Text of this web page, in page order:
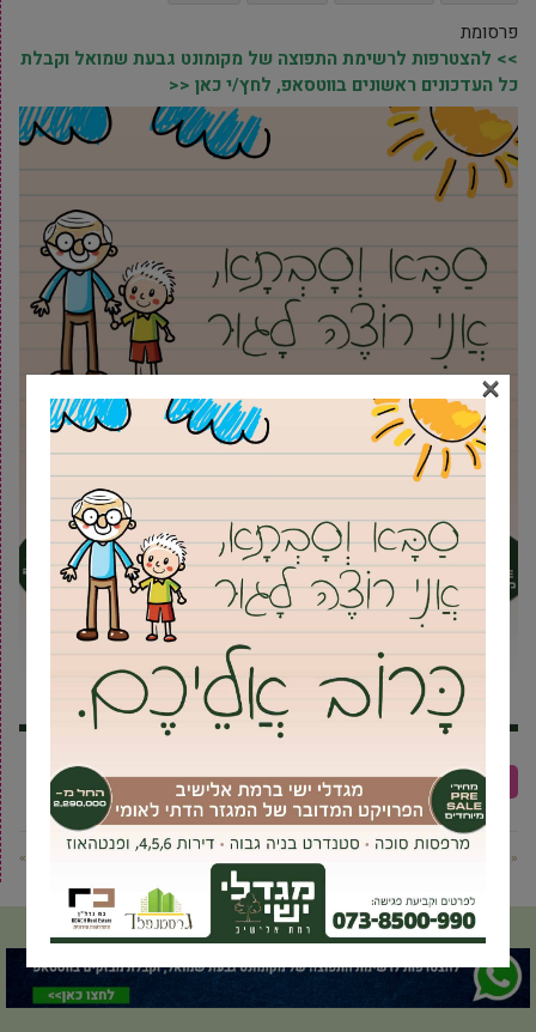
פרסומת
>> להצטרפות לרשימת התפוצה של מקומונט גבעת שמואל וקבלת
כל העדכונים ראשונים בווטסאפ, לחץ/י כאן <<
אורנה שלומוף מעגל נשים גב"ש עמותת רחשי לב
« פוסט קודם פוסט הבא »
×